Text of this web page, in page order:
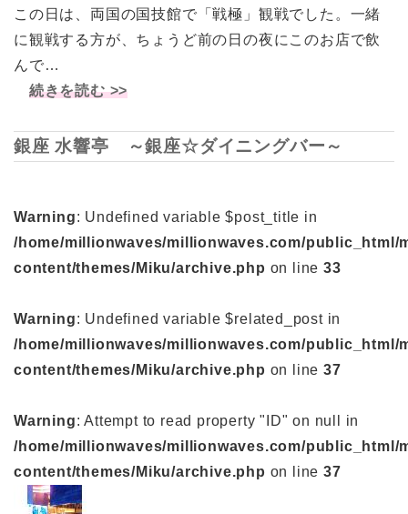
この日は、両国の国技館で「戦極」観戦でした。一緒
に観戦する方が、ちょうど前の日の夜にこのお店で飲
んで…
続きを読む >>
銀座 水響亭 ～銀座☆ダイニングバー～
Warning: Undefined variable $post_title in
/home/millionwaves/millionwaves.com/public_html/
content/themes/Miku/archive.php on line33
Warning: Undefined variable $related_post in
/home/millionwaves/millionwaves.com/public_html/
content/themes/Miku/archive.php on line37
Warning: Attempt to read property "ID" on null in
/home/millionwaves/millionwaves.com/public_html/
content/themes/Miku/archive.php on line37